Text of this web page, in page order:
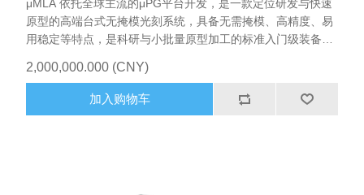
μMLA 依托全球主流的μPG平台开发，是一款定位研发与快速
原型的高端台式无掩模光刻系统，具备无需掩模、高精度、易
用稳定等特点，是科研与小批量原型加工的标准入门级装备。
于MEMS、微流控、微光学、传感器、二维材料等领域，是纳
米加工实验室、科研机构与工业界高性价比、多用户通用的微
2,000,000.000 (CNY)
加入购物车